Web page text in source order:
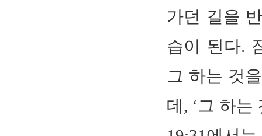
가던 길을
습이 된다.
그 하는 것
데, ‘그 하는